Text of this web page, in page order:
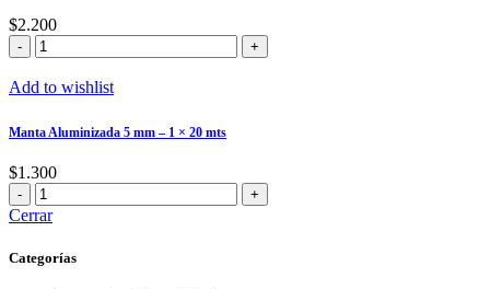
cantidad
$2.200
Lana
de
Vidrio
cantidad
Add to wishlist
Manta Aluminizada 5 mm – 1 × 20 mts
$1.300
Manta
Aluminizada
–
Cerrar
Categorías